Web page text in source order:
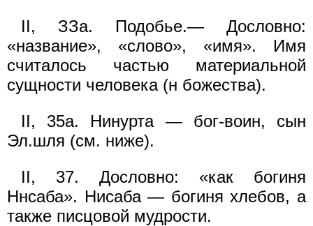
II, ЗЗа. Подобье.— Дословно:
«название», «слово», «имя». Имя
считалось частью материальной
сущности человека (н божества).
II, 35а. Нинурта — бог-воин, сын
Эл.шля (см. ниже).
II, 37. Дословно: «как богиня
Ннсаба». Нисаба — богиня хлебов, а
также писцовой мудрости.